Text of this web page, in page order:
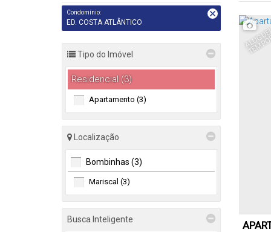
Condomínio:
ED. COSTA ATLÂNTICO
Tipo do Imóvel
Residencial (3)
Apartamento (3)
Localização
Bombinhas (3)
Mariscal (3)
Busca Inteligente